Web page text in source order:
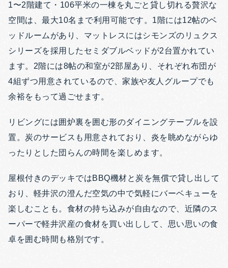
1〜2階建て・106平米の一棟を丸ごと貸し切れる贅沢な
空間は、最大10名まで利用可能です。1階には12帖のベ
ッドルームがあり、マットレスにはシモンズのリュクス
シリーズを採用したセミダブルベッドが2台置かれてい
ます。2階には8帖の和室が2部屋あり、それぞれ布団が
4組ずつ用意されているので、家族や友人グループでも
余裕をもって過ごせます。
リビングには囲炉裏を囲む形のダイニングテーブルを設
置。炭のサービスも用意されており、炎を眺めながらゆ
ったりとした団らんの時間を楽しめます。
屋根付きのデッキではBBQ機材と炭を無償で貸し出して
おり、軽井沢の澄んだ空気の中で気軽にバーベキューを
楽しむことも。食材の持ち込みが自由なので、近隣のス
ーパーで軽井沢産の食材を買い出しして、思い思いの食
卓を囲む時間も格別です。